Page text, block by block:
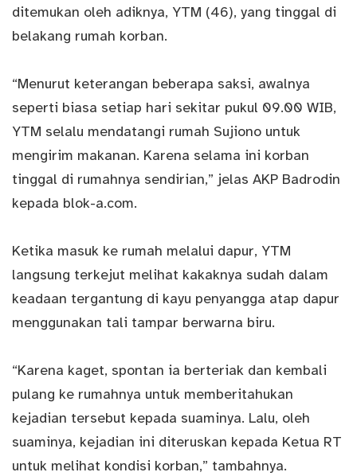
ditemukan oleh adiknya, YTM (46), yang tinggal di
belakang rumah korban.
“Menurut keterangan beberapa saksi, awalnya
seperti biasa setiap hari sekitar pukul 09.00 WIB,
YTM selalu mendatangi rumah Sujiono untuk
mengirim makanan. Karena selama ini korban
tinggal di rumahnya sendirian,” jelas AKP Badrodin
kepada blok-a.com.
Ketika masuk ke rumah melalui dapur, YTM
langsung terkejut melihat kakaknya sudah dalam
keadaan tergantung di kayu penyangga atap dapur
menggunakan tali tampar berwarna biru.
“Karena kaget, spontan ia berteriak dan kembali
pulang ke rumahnya untuk memberitahukan
kejadian tersebut kepada suaminya. Lalu, oleh
suaminya, kejadian ini diteruskan kepada Ketua RT
untuk melihat kondisi korban,” tambahnya.